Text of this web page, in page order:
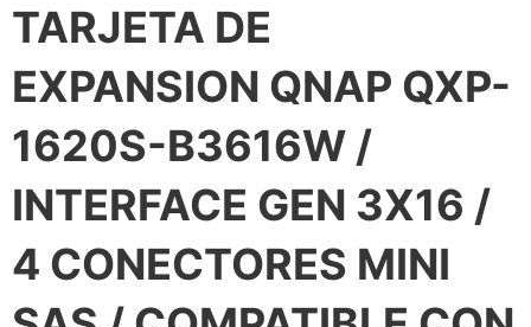
TARJETA DE
EXPANSION QNAP QXP-
1620S-B3616W /
INTERFACE GEN 3X16 /
4 CONECTORES MINI